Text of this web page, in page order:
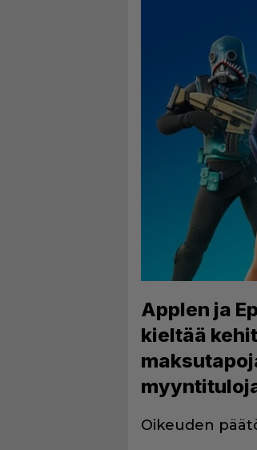
Applen ja
kieltää
Oikeuden